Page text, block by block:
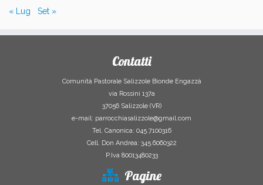
« Lug Set »
Contatti
Comunità Pastorale Salizzole Bionde Engazzà
via Rossini 137a
37056 Salizzole (VR)
e-mail: parrocchiasalizzole@gmail.com
Tel. Canonica: 045.7100316
Cell. Don Andrea: 345.6060322
P.Iva 80013480233
Pagine